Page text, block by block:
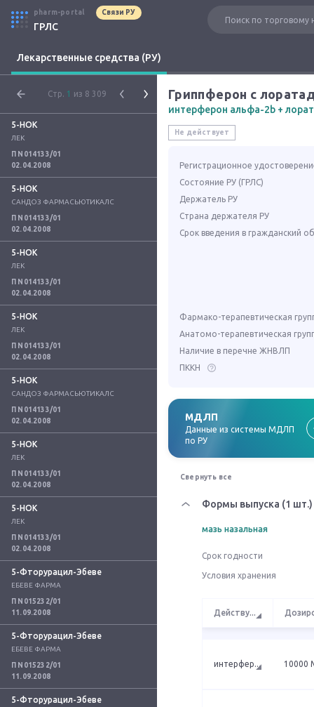
pharm-portal Связи РУ
ГРЛС
Лекарственные средства (РУ)
Стр. 1 из 8 309
5-НОК
ЛЕК
П N014133/01
02.04.2008
5-НОК
САНДОЗ ФАРМАСЬЮТИКАЛС
П N014133/01
02.04.2008
5-НОК
ЛЕК
П N014133/01
02.04.2008
5-НОК
ЛЕК
П N014133/01
02.04.2008
5-НОК
САНДОЗ ФАРМАСЬЮТИКАЛС
П N014133/01
02.04.2008
5-НОК
ЛЕК
П N014133/01
02.04.2008
5-НОК
ЛЕК
П N014133/01
02.04.2008
5-Фторурацил-Эбеве
ЕБЕВЕ ФАРМА
П N015232/01
11.09.2008
5-Фторурацил-Эбеве
ЕБЕВЕ ФАРМА
П N015232/01
11.09.2008
5-Фторурацил-Эбеве
Гриппферон с
интерферон альфа-2b +
Не действует
Регистрационное
Состояние РУ (ГРЛС)
Держатель РУ
Страна держателя РУ
Срок введения в гражданский
Фармако-терапевтическая
Анатомо-терапевтическая
Наличие в перечне ЖНВЛП
ПККН
МДЛП
Данные из системы МДЛП
по РУ
Свернуть все
Формы выпуска (1 шт.)
мазь назальная
Срок годности
Условия хранения
Действу...
интерфер... 10000